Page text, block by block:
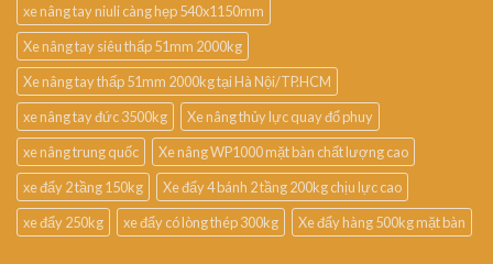
xe nâng tay niuli càng hẹp 540x1150mm
Xe nâng tay siêu thấp 51mm 2000kg
Xe nâng tay thấp 51mm 2000kg tại Hà Nội/TP.HCM
xe nâng tay đức 3500kg
Xe nâng thủy lực quay đổ phuy
xe nâng trung quốc
Xe nâng WP1000 mặt bàn chất lượng cao
xe đẩy 2 tầng 150kg
Xe đẩy 4 bánh 2 tầng 200kg chịu lực cao
xe đẩy 250kg
xe đẩy có lòng thép 300kg Xe đẩy hàng 500kg mặt bàn